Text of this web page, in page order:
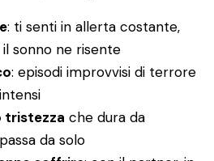
: ti senti in allerta costante,
sonno ne risente
: episodi improvvisi di terrore
tristezza che dura da
da solo